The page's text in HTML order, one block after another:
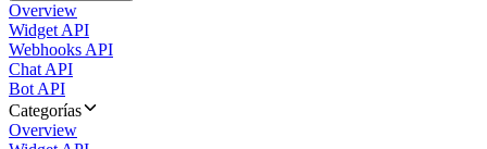
Overview
Widget API
Webhooks API
Chat API
Bot API
Categorías
Overview